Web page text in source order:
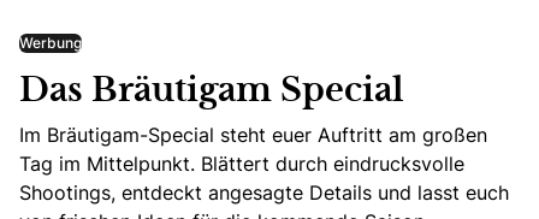
Werbung
Das Bräutigam Special
Im Bräutigam-Special steht euer Auftritt am großen
Tag im Mittelpunkt. Blättert durch eindrucksvolle
Shootings, entdeckt angesagte Details und lasst euch